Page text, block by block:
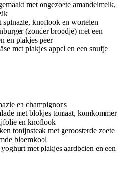
met ongezoete amandelmelk,
spinazie, knoflook en wortelen
(zonder broodje) met een
en plakjes peer
met plakjes appel en een snufje
en champignons
met blokjes tomaat, komkommer
en knoflook
tonijnsteak met geroosterde zoete
bloemkool
met plakjes aardbeien en een